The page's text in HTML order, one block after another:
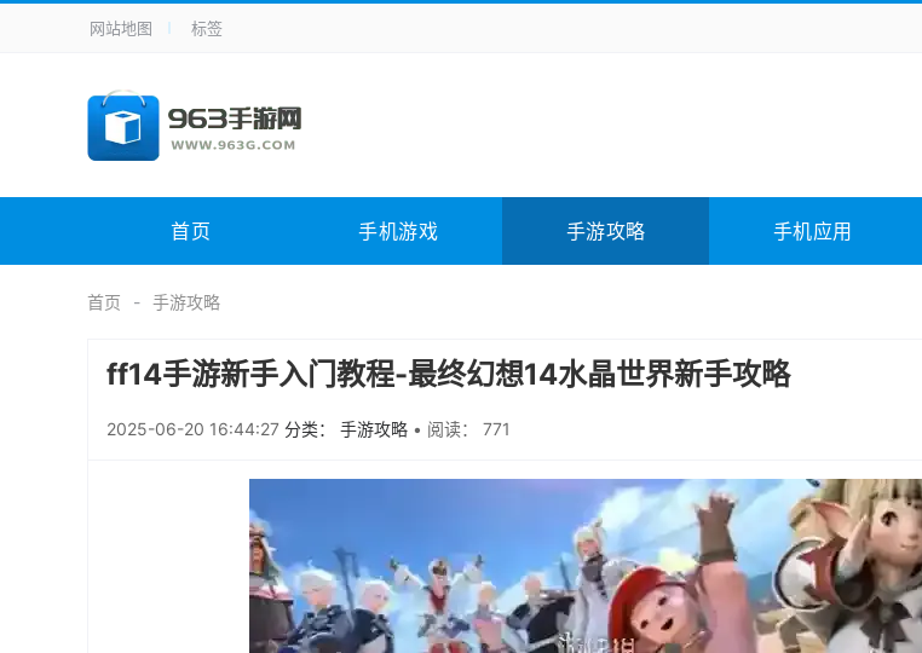
手机应用
手机游戏 体育竞技
电脑软件 其它类别 图形软件 安全相关 应用软件 影音软件
未分类 综合其它
网站地图 标签
首页 手机游戏 手游攻略 手机应用
首页 手游攻略
ff14手游新手入门教程-最终幻想14水晶世界新手攻略
2025-06-20 16:44:27 分类： 手游攻略 • 阅读： 771